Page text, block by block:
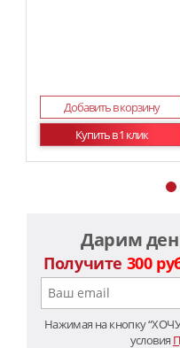
Добавить в корзину
Купить в 1 клик
Дарим
Получите 300
Нажимая на кнопку
условия